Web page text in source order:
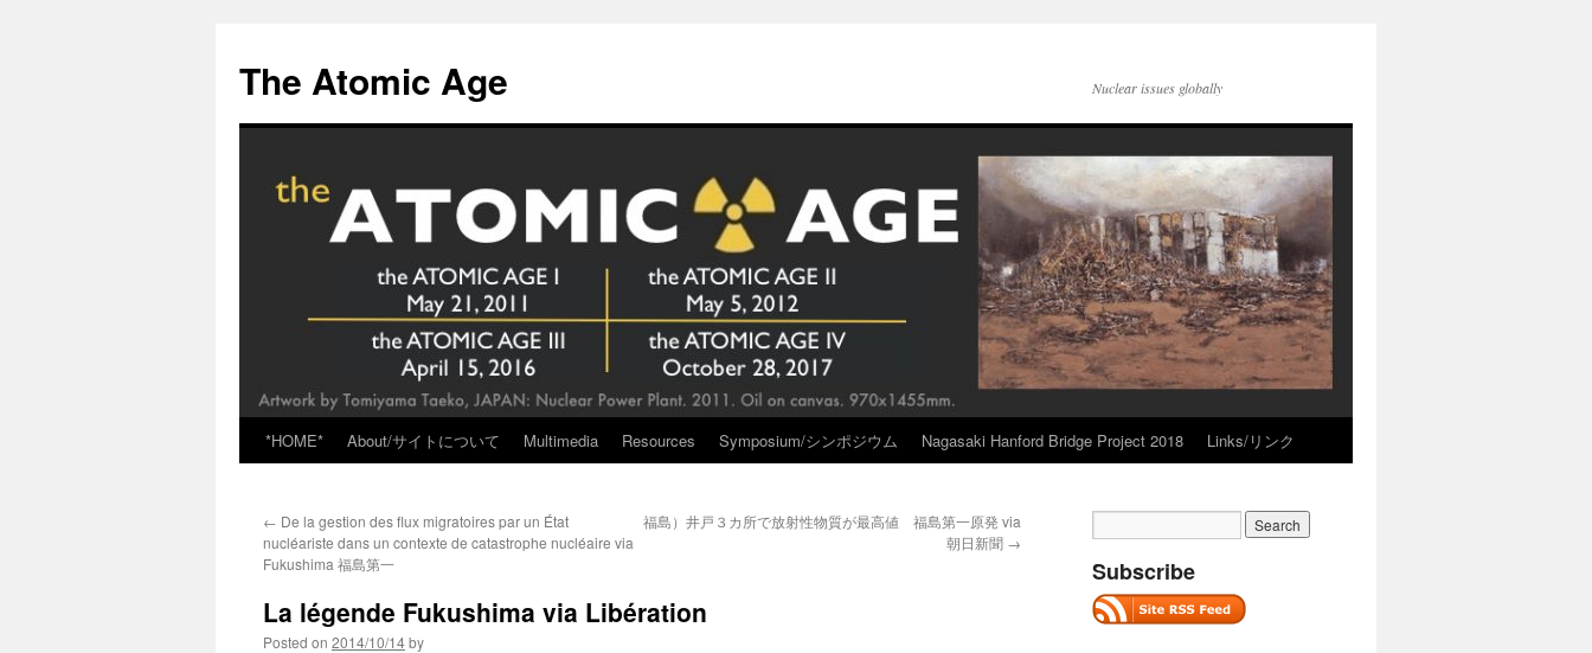
content
The Atomic Age Nuclear issues globally
*HOME* About/サイトについて Multimedia Resources Symposium/シンポジウム Nagasaki Hanford Bridge Project 2018 Links/リンク
← De la gestion des flux migratoires par un État
nucléariste dans un contexte de catastrophe nucléaire via
Fukushima 福島第一
福島）井戸３カ所で放射性物質が最高値 福島第一原発 via
朝日新聞 →
La légende Fukushima via Libération
Posted on 2014/10/14by
Subscribe